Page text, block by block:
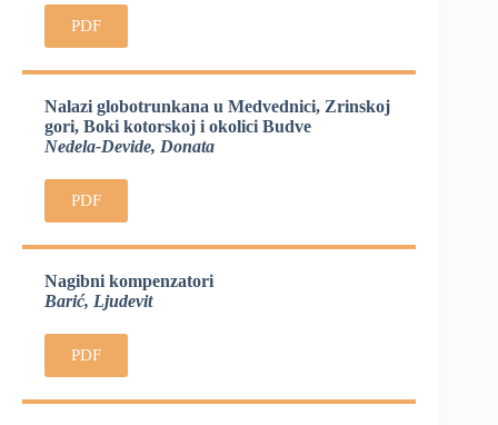
PDF
Nalazi globotrunkana u Medvednici, Zrinskoj
gori, Boki kotorskoj i okolici Budve
Nedela-Devide, Donata
PDF
Nagibni kompenzatori
Barić, Ljudevit
PDF